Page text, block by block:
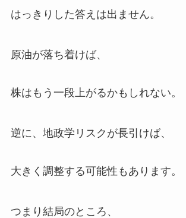
はっきりした答えは出ません。
原油が落ち着けば、
株はもう一段上がるかもしれない。
逆に、地政学リスクが長引けば、
大きく調整する可能性もあります。
つまり結局のところ、